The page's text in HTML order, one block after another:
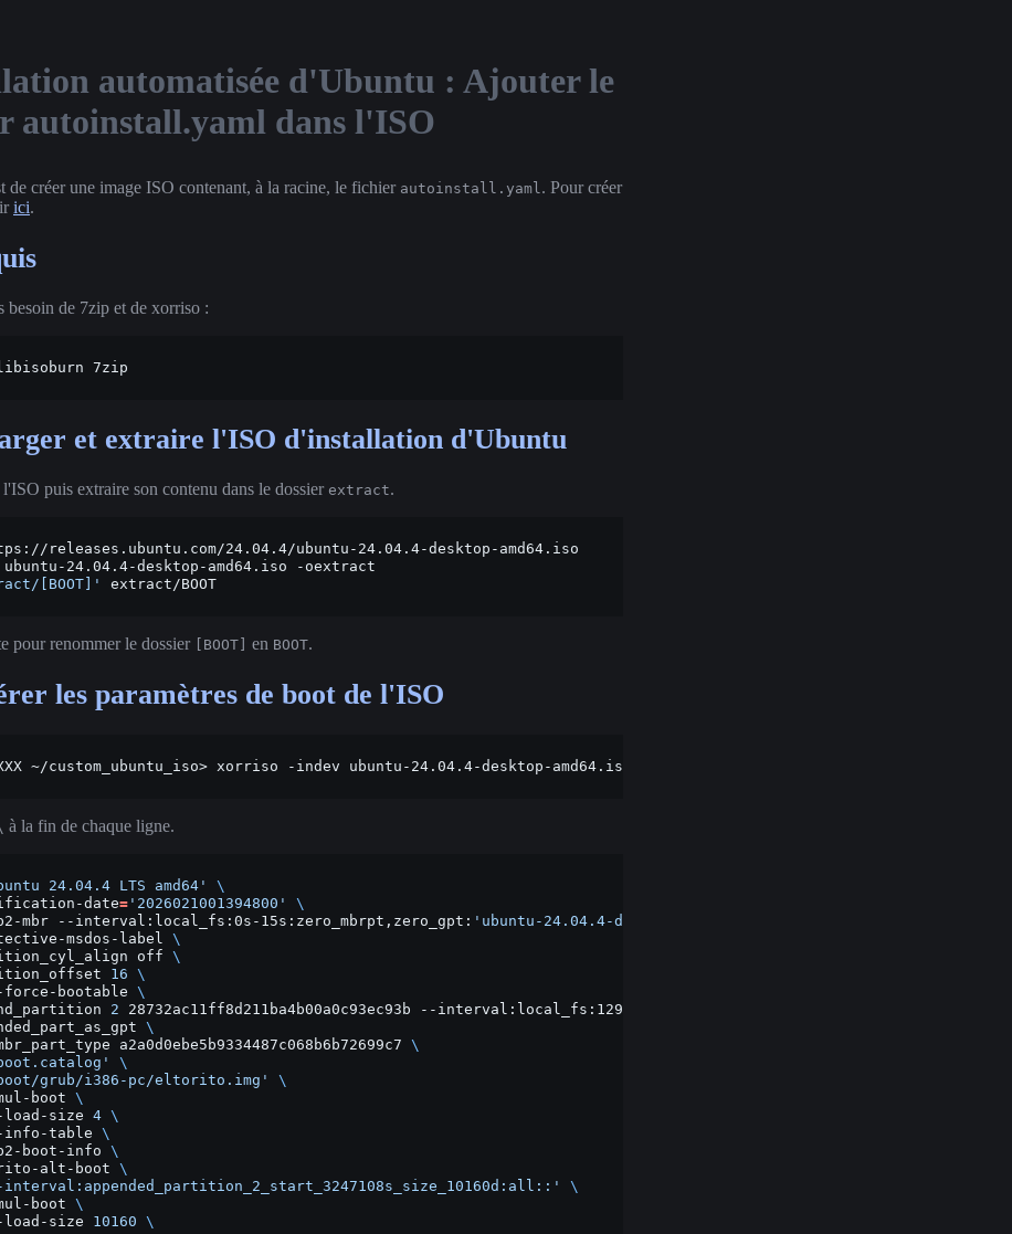
automatisée d'Ubuntu : Ajouter le
autoinstall.yaml dans l'ISO
de créer une image ISO contenant, à la racine, le fichier autoinstall.yaml. Pour créer
ici.
besoin de 7zip et de xorriso :
et extraire l'ISO d'installation d'Ubuntu
puis extraire son contenu dans le dossier extract.
releases.ubuntu.com/24.04.4/ubuntu-24.04.4-desktop-amd64.iso
ubuntu-24.04.4-desktop-amd64.iso
-oextract
[BOOT]'
pour renommer le dossier [BOOT] en BOOT.
les paramètres de boot de l'ISO
~/custom_ubuntu_iso> xorriso -indev ubuntu-24.04.4-desktop-amd64.iso
à la fin de chaque ligne.
24.04.4 LTS amd64'
\
date= '2026021001394800'
\
mbr
--interval:local_fs:0s-15s:zero_mbrpt,zero_gpt: 'ubuntu-24.04.4-desktop-amd64.iso'
msdos-label
\
off \
16 \
force-bootable \
2 28732ac11ff8d211ba4b00a0c93ec93b --interval:local_fs:12988432d-12998591d::
\
a2a0d0ebe5b9334487c068b6b72699c7 \
\
grub/i386-pc/eltorito.img'
\
boot \
load-size 4 \
info-table
\
boot-info \
alt-boot
\
\
boot \
load-size
10160 \